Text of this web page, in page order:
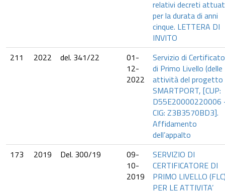
relativi decreti
per la durata di anni
cinque. LETTERA DI
INVITO
211
2022 del. 341/22
01-
12-
2022
Servizio di
di Primo Livello (delle
attività del progetto
SMARTPORT, [CUP:
D55E20000220006
CIG: Z3B3570BD3].
Affidamento
dell’appalto
173
2019 Del. 300/19
09-
10-
2019
SERVIZIO DI
CERTIFICATORE DI
PRIMO LIVELLO
PER LE ATTIVITA’